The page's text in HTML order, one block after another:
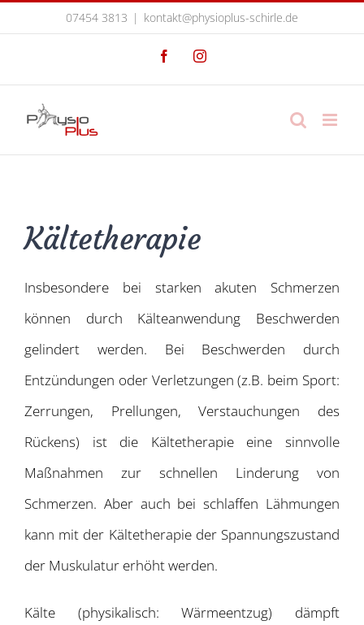
07454 3813 | kontakt@physioplus-schirle.de
FacebookInstagram
Kältetherapie
Insbesondere bei starken akuten Schmerzen
können durch Kälteanwendung Beschwerden
gelindert werden. Bei Beschwerden durch
Entzündungen oder Verletzungen (z.B. beim Sport:
Zerrungen, Prellungen, Verstauchungen des
Rückens) ist die Kältetherapie eine sinnvolle
Maßnahmen zur schnellen Linderung von
Schmerzen. Aber auch bei schlaffen Lähmungen
kann mit der Kältetherapie der Spannungszustand
der Muskulatur erhöht werden.
Kälte (physikalisch: Wärmeentzug) dämpft